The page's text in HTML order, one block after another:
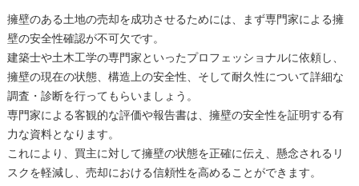
擁壁のある土地の売却を成功させるためには、まず専門家による擁
壁の安全性確認が不可欠です。
建築士や土木工学の専門家といったプロフェッショナルに依頼し、
擁壁の現在の状態、構造上の安全性、そして耐久性について詳細な
調査・診断を行ってもらいましょう。
専門家による客観的な評価や報告書は、擁壁の安全性を証明する有
力な資料となります。
これにより、買主に対して擁壁の状態を正確に伝え、懸念されるリ
スクを軽減し、売却における信頼性を高めることができます。